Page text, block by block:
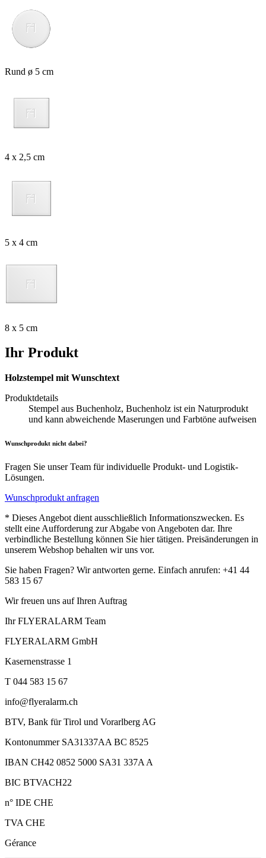
Rund ø 5 cm
4 x 2,5 cm
5 x 4 cm
8 x 5 cm
Ihr Produkt
Holzstempel mit Wunschtext
Produktdetails
Stempel aus Buchenholz, Buchenholz ist ein Naturprodukt
und kann abweichende Maserungen und Farbtöne aufweisen
Wunschprodukt nicht dabei?
Fragen Sie unser Team für individuelle Produkt- und Logistik-
Lösungen.
Wunschprodukt anfragen
* Dieses Angebot dient ausschließlich Informationszwecken. Es
stellt eine Aufforderung zur Abgabe von Angeboten dar. Ihre
verbindliche Bestellung können Sie hier tätigen. Preisänderungen in
unserem Webshop behalten wir uns vor.
Sie haben Fragen? Wir antworten gerne. Einfach anrufen: +41 44
583 15 67
Wir freuen uns auf Ihren Auftrag
Ihr FLYERALARM Team
FLYERALARM GmbH
Kasernenstrasse 1
T 044 583 15 67
info@flyeralarm.ch
BTV, Bank für Tirol und Vorarlberg AG
Kontonummer SA31337AA BC 8525
IBAN CH42 0852 5000 SA31 337A A
BIC BTVACH22
n° IDE CHE
TVA CHE
Gérance